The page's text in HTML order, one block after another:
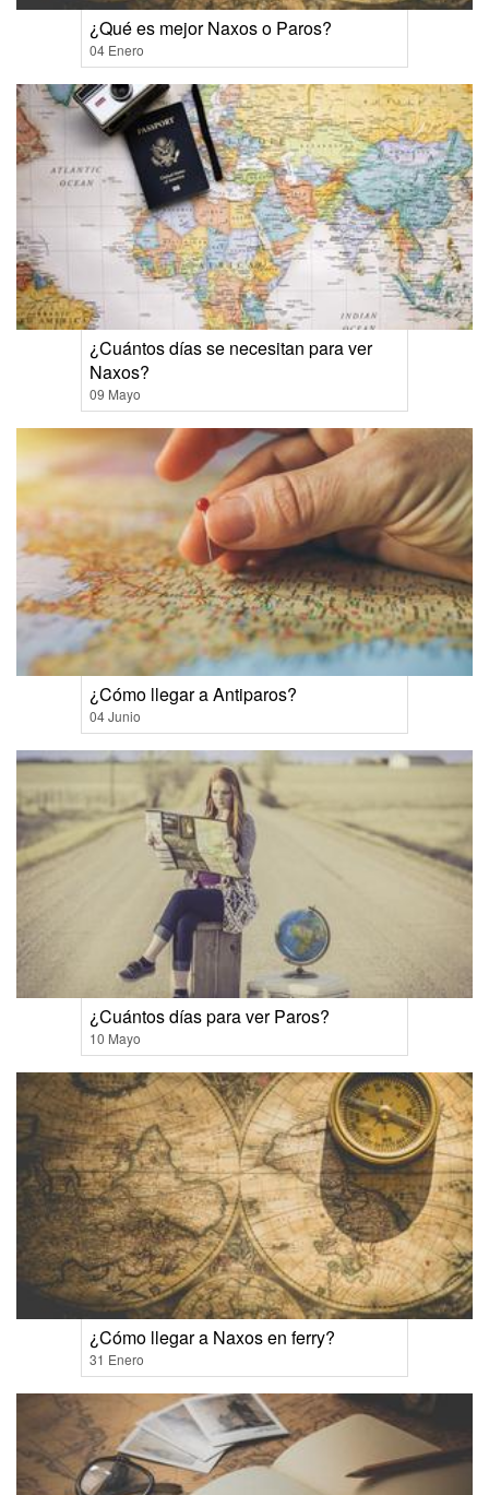
¿Qué es mejor Naxos o Paros?
04 Enero
¿Cuántos días se necesitan para ver
Naxos?
09 Mayo
¿Cómo llegar a Antiparos?
04 Junio
¿Cuántos días para ver Paros?
10 Mayo
¿Cómo llegar a Naxos en ferry?
31 Enero